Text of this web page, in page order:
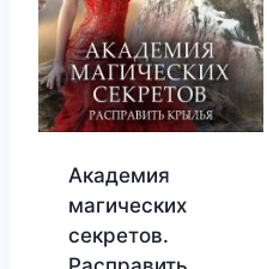
Академия
магических
секретов.